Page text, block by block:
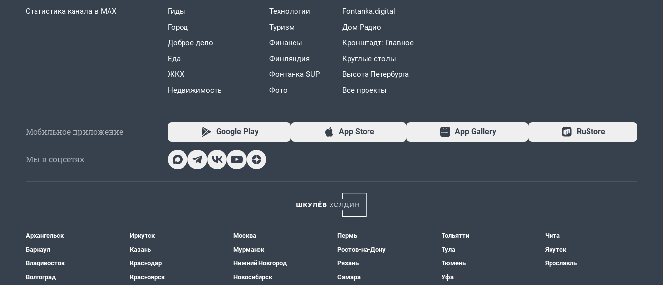
Статистика канала в MAX
Гиды
Город
Доброе дело
Еда
ЖКХ
Недвижимость
Технологии
Туризм
Финансы
Финляндия
Фонтанка SUP
Фото
Fontanka.digital
Дом Радио
Кронштадт: Главное
Круглые столы
Высота Петербурга
Все проекты
Мобильное приложение Google Play App Store App Gallery RuStore
Мы в соцсетях
Архангельск
Барнаул
Владивосток
Волгоград
Иркутск
Казань
Краснодар
Красноярск
Москва
Мурманск
Нижний Новгород
Новосибирск
Пермь
Ростов-на-Дону
Рязань
Самара
Тольятти
Тула
Тюмень
Уфа
Чита
Якутск
Ярославль